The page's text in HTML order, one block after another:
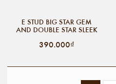
E STUD BIG STAR GEM
AND DOUBLE STAR SLEEK
390.000₫